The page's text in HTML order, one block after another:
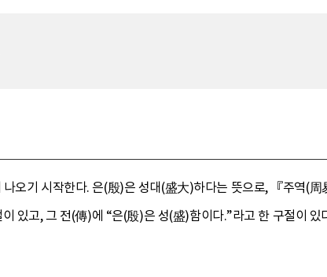
오기 시작한다. 은(殷)은 성대(盛大)하다는 뜻으로, 『주역(
있고, 그 전(傳)에 “은(殷)은 성(盛)함이다.”라고 한 구절이 있